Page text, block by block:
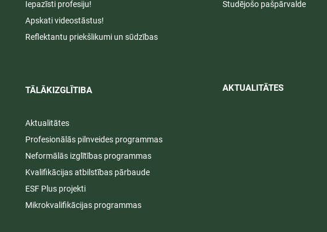
Iepazīsti profesiju!
Apskati videostāstus!
Reflektantu priekšlikumi un sūdzības
TĀLĀKIZGLĪTIBA
Aktualitātes
Profesionālās pilnveides programmas
Neformālās izglītības programmas
Kvalifikācijas atbilstības pārbaude
ESF Plus projekti
Mikrokvalifikācijas programmas
Studējošo pašpārvalde
AKTUALITĀTES​​